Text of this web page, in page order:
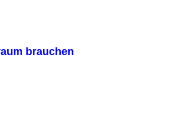
brauchen